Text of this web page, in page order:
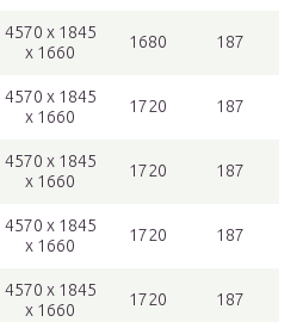
4570 x 1845
x 1660
1680 187
4570 x 1845
x 1660
1720 187
4570 x 1845
x 1660
1720 187
4570 x 1845
x 1660
1720 187
4570 x 1845
x 1660
1720 187